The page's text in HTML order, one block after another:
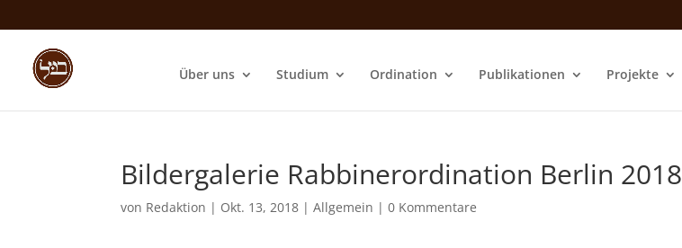
Über uns Studium Ordination Publikationen Projekte
Bildergalerie Rabbinerordination Berlin 2018
von Redaktion | Okt. 13, 2018 |Allgemein |0 Kommentare